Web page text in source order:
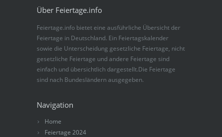
Über Feiertage.info
Feiertage.info bietet eine ausführliche Übersicht der
Feiertage in Deutschland. Ein Feiertagskalender
sowie die Unterscheidung gesetzliche Feiertage, nicht
gesetzliche Feiertage und andere Feiertage sind
einfach und übersichtlich dargestellt.Die Feiertage
sind nach Bundesländern ausgegeben.
Navigation
Home
Feiertage 2024